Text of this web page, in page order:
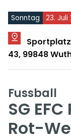
Sonntag 23. Juli
43, 99848
Fussball
SG
Rot-